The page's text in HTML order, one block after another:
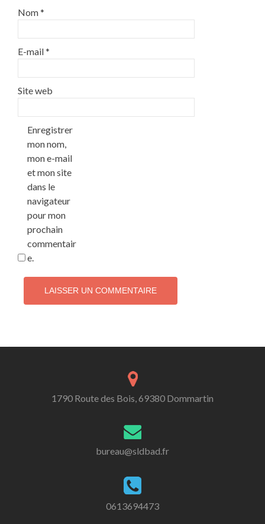
Nom*
E-mail*
Site web
Enregistrer
mon nom,
mon e-mail
et mon site
dans le
navigateur
pour mon
prochain
commentair
e.
1790 Route des Bois, 69380 Dommartin
bureau@sldbad.fr
0613694473